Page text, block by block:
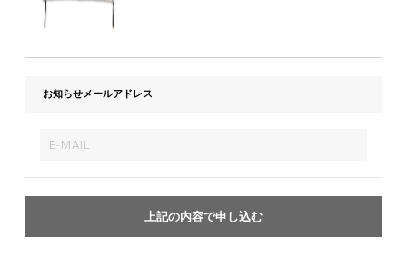
お知らせメールアドレス
上記の内容で申し込む